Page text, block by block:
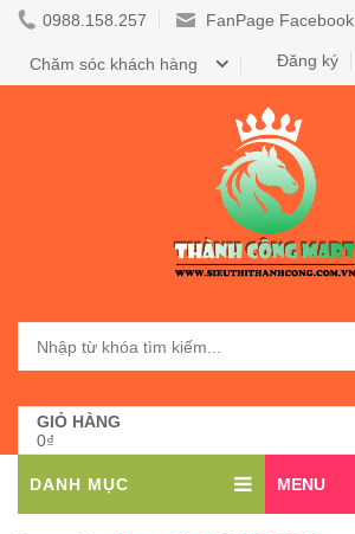
0988.158.257 FanPage Facebook
Đăng ký
Chăm sóc khách hàng
GIỎ HÀNG
0₫
DANH MỤC MENU